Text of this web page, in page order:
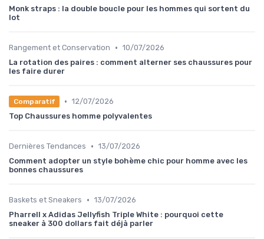
Monk straps : la double boucle pour les hommes qui sortent du
lot
Rangement et Conservation • 10/07/2026
La rotation des paires : comment alterner ses chaussures pour
les faire durer
Comparatif • 12/07/2026
Top Chaussures homme polyvalentes
Dernières Tendances • 13/07/2026
Comment adopter un style bohème chic pour homme avec les
bonnes chaussures
Baskets et Sneakers • 13/07/2026
Pharrell x Adidas Jellyfish Triple White : pourquoi cette
sneaker à 300 dollars fait déjà parler